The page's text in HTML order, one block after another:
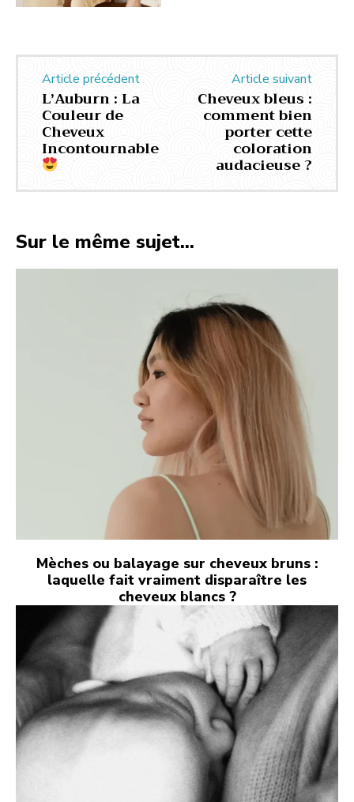
Article précédent
L’Auburn : La
Couleur de
Cheveux
Incontournable
Article suivant
Cheveux bleus :
comment bien
porter cette
coloration
audacieuse ?
Sur le même sujet...
Mèches ou balayage sur cheveux bruns :
laquelle fait vraiment disparaître les
cheveux blancs ?